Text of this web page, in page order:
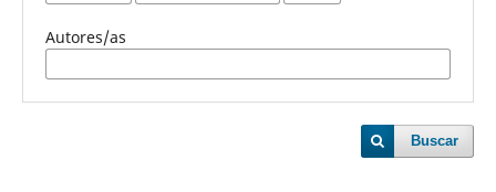
Autores/as
Buscar